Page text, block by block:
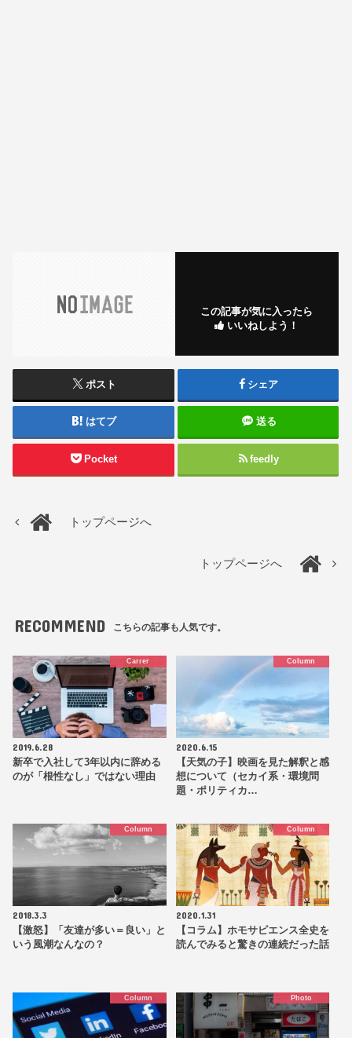
この記事が気に入ったら
いいねしよう！
ポスト シェア
はてブ 送る
Pocket feedly
トップページへ
トップページへ
RECOMMEND こちらの記事も人気です。
Carrer
2019.6.28
新卒で入社して3年以内に辞める
のが「根性なし」ではない理由
Column
2020.6.15
【天気の子】映画を見た解釈と感
想について（セカイ系・環境問
題・ポリティカ…
Column
2018.3.3
【激怒】「友達が多い＝良い」と
いう風潮なんなの？
Column
2020.1.31
【コラム】ホモサピエンス全史を
読んでみると驚きの連続だった話
Column Photo